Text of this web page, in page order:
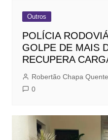
Outros
POLÍCIA
GOLPE DE MAIS
RECUPERA
Robertão Chapa Quente
0